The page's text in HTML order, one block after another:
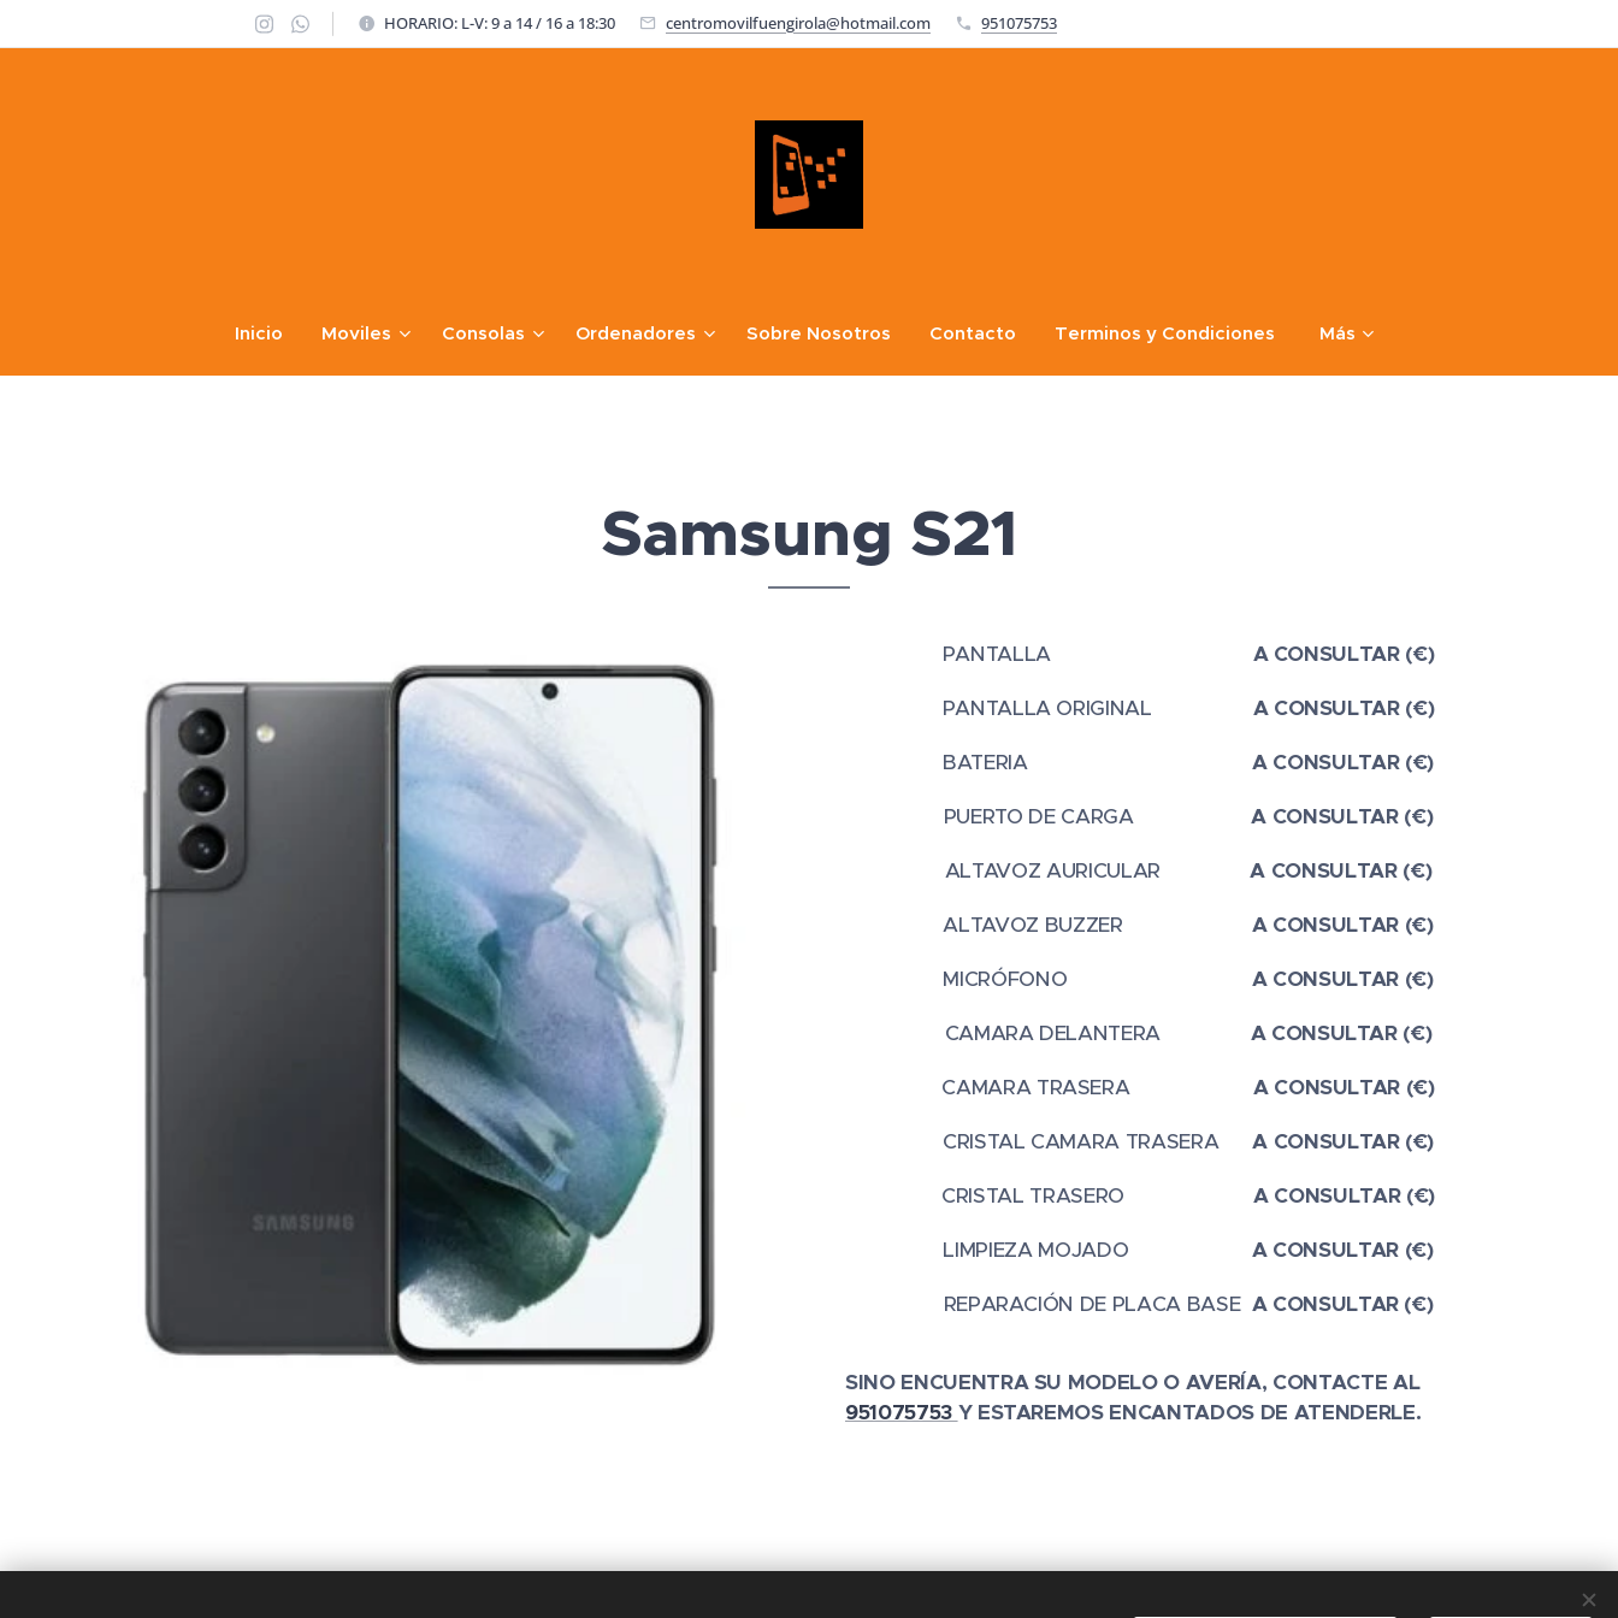
HORARIO: L-V: 9 a 14 / 16 a 18:30 centromovilfuengirola@hotmail.com 951075753
Inicio Moviles Consolas Ordenadores Sobre Nosotros Contacto Terminos y Condiciones Más
Samsung S21
PANTALLA A CONSULTAR (€)
PANTALLA ORIGINAL A CONSULTAR (€)
BATERIA A CONSULTAR (€)
PUERTO DE CARGAA CONSULTAR (€)
ALTAVOZ AURICULARA CONSULTAR (€)
ALTAVOZ BUZZER A CONSULTAR (€)
MICRÓFONO A CONSULTAR (€)
CAMARA DELANTERA A CONSULTAR (€)
CAMARA TRASERA A CONSULTAR (€)
CRISTAL CAMARA TRASERAA CONSULTAR (€)
CRISTAL TRASEROA CONSULTAR (€)
LIMPIEZA MOJADO A CONSULTAR (€)
REPARACIÓN DE PLACA BASE A CONSULTAR (€)
SINO ENCUENTRA SU MODELO O AVERÍA, CONTACTE AL
951075753 Y ESTAREMOS ENCANTADOS DE ATENDERLE.